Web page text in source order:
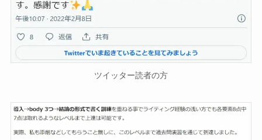
ツイッター読者の方